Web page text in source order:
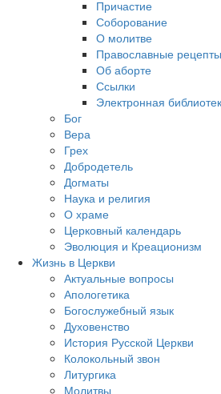
Причастие
Соборование
О молитве
Православные рецепты
Об аборте
Ссылки
Электронная
Бог
Вера
Грех
Добродетель
Догматы
Наука и религия
О храме
Церковный календарь
Эволюция и Креационизм
Жизнь в Церкви
Актуальные вопросы
Апологетика
Богослужебный язык
Духовенство
История Русской Церкви
Колокольный звон
Литургика
Молитвы